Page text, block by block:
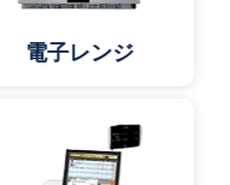
電子レンジ